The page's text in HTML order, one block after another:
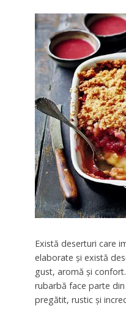
Există deserturi care
elaborate și există
gust, aromă și
rubarbă face parte
pregătit, rustic și